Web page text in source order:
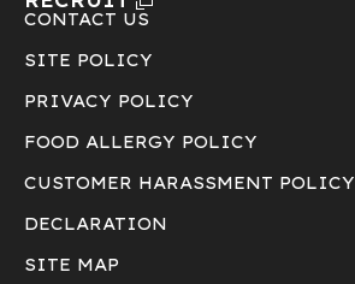
CONTACT US
SITE POLICY
PRIVACY POLICY
FOOD ALLERGY POLICY
CUSTOMER HARASSMENT POLICY
DECLARATION
SITE MAP